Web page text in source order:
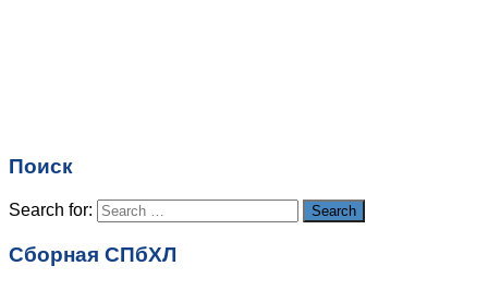
Поиск
Search for: Search
Сборная СПбХЛ